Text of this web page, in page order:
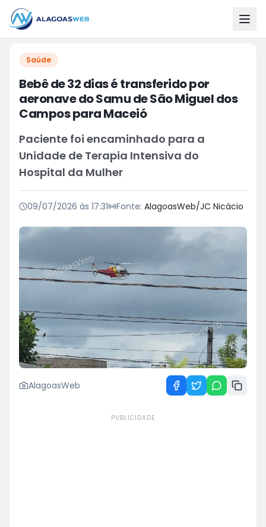
Saúde
Bebê de 32 dias é transferido por
aeronave do Samu de São Miguel dos
Campos para Maceió
Paciente foi encaminhado para a
Unidade de Terapia Intensiva do
Hospital da Mulher
09/07/2026 às 17:31 Fonte: AlagoasWeb/JC Nicácio
AlagoasWeb
PUBLICIDADE